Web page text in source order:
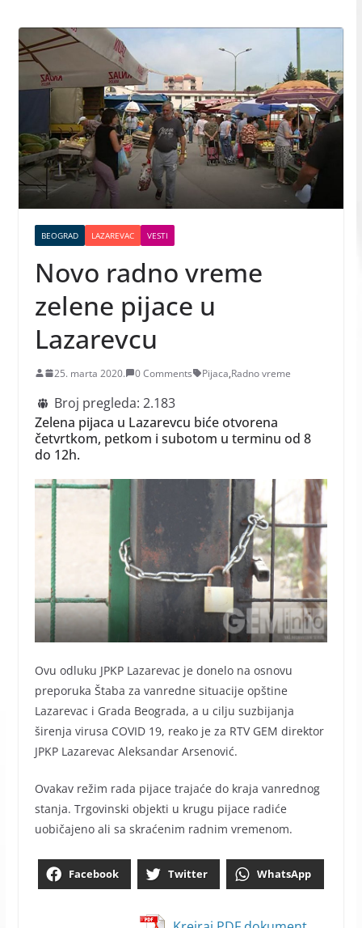
BEOGRAD LAZAREVAC VESTI
Novo radno vreme
zelene pijace u
Lazarevcu
25. marta 2020. 0 Comments Pijaca,Radno vreme
Broj pregleda: 2.183
Zelena pijaca u Lazarevcu biće otvorena
četvrtkom, petkom i subotom u terminu od 8
do 12h.
Ovu odluku JPKP Lazarevac je donelo na osnovu
preporuka Štaba za vanredne situacije opštine
Lazarevac i Grada Beograda, a u cilju suzbijanja
širenja virusa COVID 19, reako je za RTV GEM direktor
JPKP Lazarevac Aleksandar Arsenović.
Ovakav režim rada pijace trajaće do kraja vanrednog
stanja. Trgovinski objekti u krugu pijace radiće
uobičajeno ali sa skraćenim radnim vremenom.
Facebook Twitter WhatsApp